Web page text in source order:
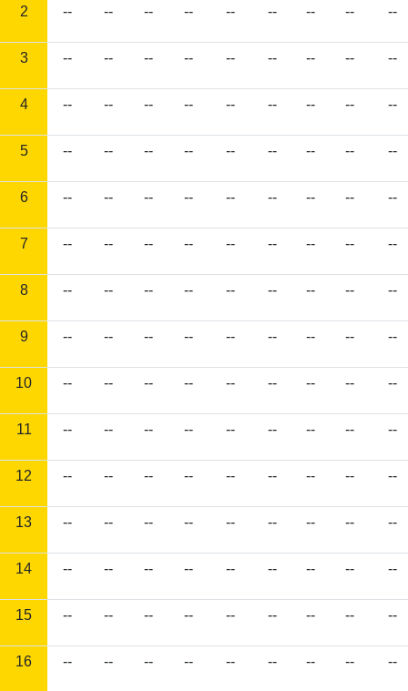
2 -- -- -- -- -- -- -- -- --
3 -- -- -- -- -- -- -- -- --
4 -- -- -- -- -- -- -- -- --
5 -- -- -- -- -- -- -- -- --
6 -- -- -- -- -- -- -- -- --
7 -- -- -- -- -- -- -- -- --
8 -- -- -- -- -- -- -- -- --
9 -- -- -- -- -- -- -- -- --
10 -- -- -- -- -- -- -- -- --
11 -- -- -- -- -- -- -- -- --
12 -- -- -- -- -- -- -- -- --
13 -- -- -- -- -- -- -- -- --
14 -- -- -- -- -- -- -- -- --
15 -- -- -- -- -- -- -- -- --
16 -- -- -- -- -- -- -- -- --